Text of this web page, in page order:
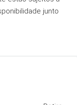
junto